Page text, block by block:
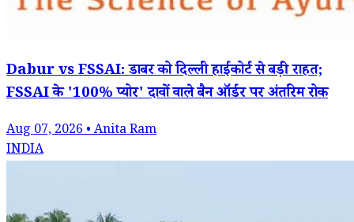
Dabur vs FSSAI: डाबर को दिल्ली हाईकोर्ट से बड़ी राहत;
FSSAI के '100% प्योर' दावों वाले बैन ऑर्डर पर अंतरिम रोक
Aug 07, 2026 • Anita Ram
INDIA